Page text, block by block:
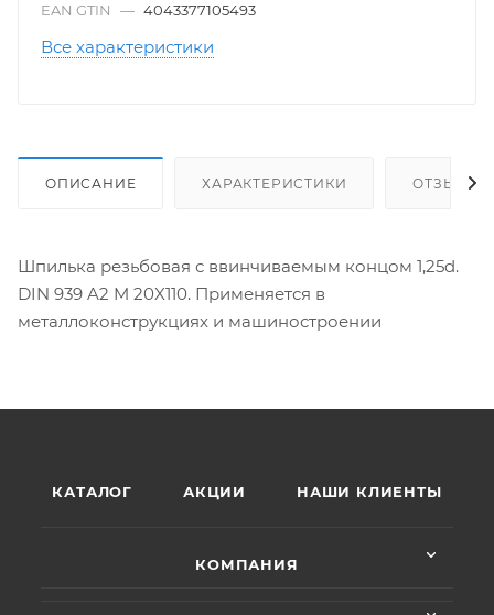
EAN GTIN
— 4043377105493
Все характеристики
ОПИСАНИЕ ХАРАКТЕРИСТИКИ ОТЗЫВЫ
Шпилька резьбовая с ввинчиваемым концом 1,25d.
DIN 939 A2 M 20X110. Применяется в
металлоконструкциях и машиностроении
КАТАЛОГ АКЦИИ НАШИ КЛИЕНТЫ
КОМПАНИЯ